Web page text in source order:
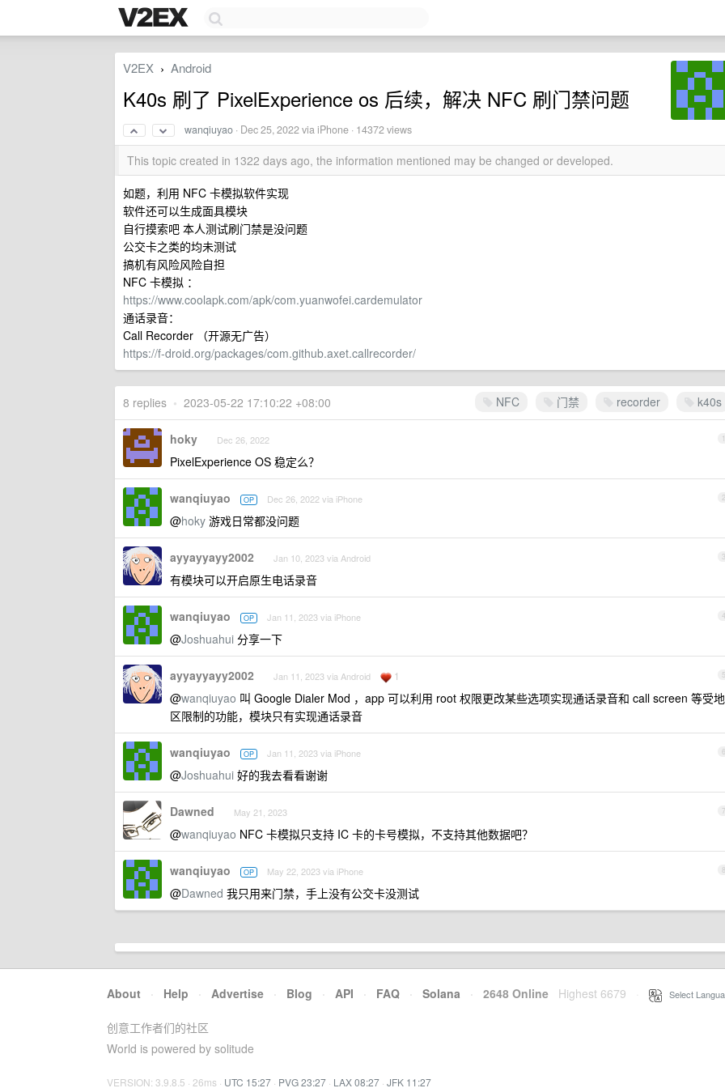
V2EX › Android
K40s 刷了 PixelExperience os 后续，解决 NFC 刷门禁问题
wanqiuyao · Dec 25, 2022via iPhone · 14372 views
This topic created in 1322 days ago, the information mentioned may be changed or developed.
如题，利用 NFC 卡模拟软件实现
软件还可以生成面具模块
自行摸索吧 本人测试刷门禁是没问题
公交卡之类的均未测试
搞机有风险风险自担
NFC 卡模拟 ：
https://www.coolapk.com/apk/com.yuanwofei.cardemulator
通话录音：
Call Recorder （开源无广告）
https://f-droid.org/packages/com.github.axet.callrecorder/
NFC 门禁 recorder k40s
8 replies • 2023-05-22 17:10:22 +08:00
1
hoky Dec 26, 2022
PixelExperience OS 稳定么？
2
wanqiuyao OP Dec 26, 2022 via iPhone
@hoky 游戏日常都没问题
3
ayyayyayy2002 Jan 10, 2023 via Android
有模块可以开启原生电话录音
4
wanqiuyao OP Jan 11, 2023 via iPhone
@Joshuahui 分享一下
5
ayyayyayy2002 Jan 11, 2023 via Android 1
@wanqiuyao 叫 Google Dialer Mod ，app 可以利用 root 权限更改某些选项实现通话录音和 call screen 等受地
区限制的功能，模块只有实现通话录音
6
wanqiuyao OP Jan 11, 2023 via iPhone
@Joshuahui 好的我去看看谢谢
7
Dawned May 21, 2023
@wanqiuyao NFC 卡模拟只支持 IC 卡的卡号模拟，不支持其他数据吧？
8
wanqiuyao OP May 22, 2023 via iPhone
@Dawned 我只用来门禁，手上没有公交卡没测试
About · Help · Advertise · Blog · API · FAQ · Solana · 2648 Online Highest 6679 Select
创意工作者们的社区
World is powered by solitude
VERSION: 3.9.8.5 · 26ms · UTC 15:27 · PVG 23:27 · LAX 08:27 · JFK 11:27